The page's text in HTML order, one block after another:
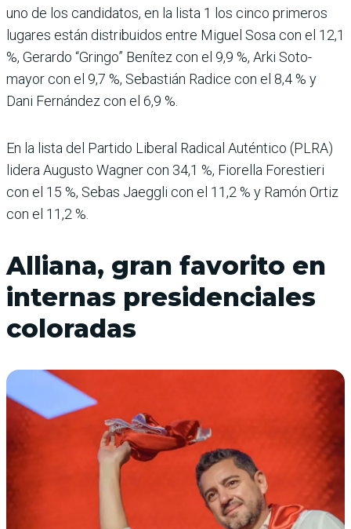
uno de los candidatos, en la lista 1 los cinco primeros
lugares están distribuidos entre Miguel Sosa con el 12,1
%, Gerardo “Gringo” Bení­tez con el 9,9 %, Arki Soto­
mayor con el 9,7 %, Sebastián Radice con el 8,4 % y
Dani Fernández con el 6,9 %.
En la lista del Partido Liberal Radical Auténtico (PLRA)
lidera Augusto Wagner con 34,1 %, Fiorella Forestieri
con el 15 %, Sebas Jaeggli con el 11,2 % y Ramón Ortiz
con el 11,2 %.
Alliana, gran favorito en
internas presidenciales
coloradas